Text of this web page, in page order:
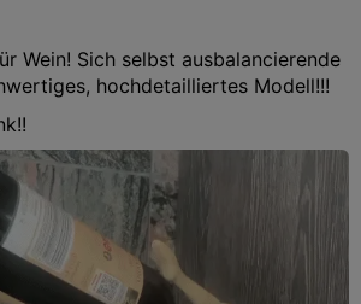
Wein! Sich selbst ausbalancierende
hochdetailliertes Modell!!!